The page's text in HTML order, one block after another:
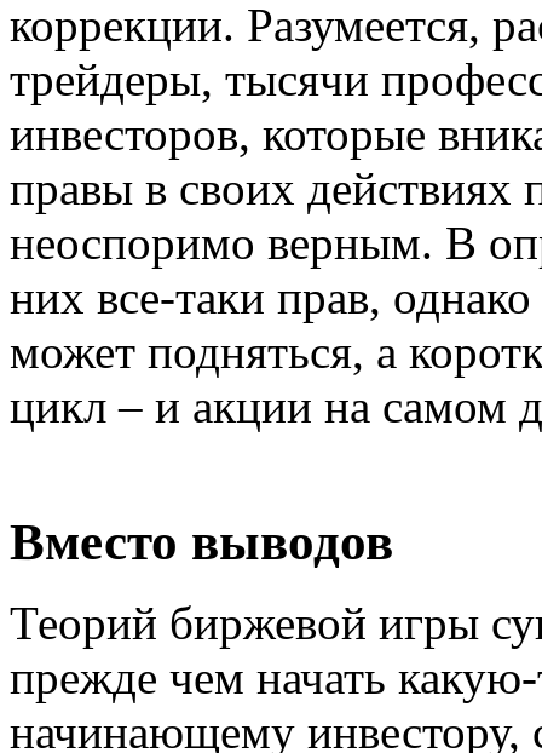
коррекции. Разумеется,
трейдеры, тысячи
инвесторов, которые
правы в своих действиях
неоспоримо верным. В
них все-таки прав,
может подняться, а
цикл – и акции на самом
Вместо выводов
Теорий биржевой игры
прежде чем начать
начинающему инвестору,